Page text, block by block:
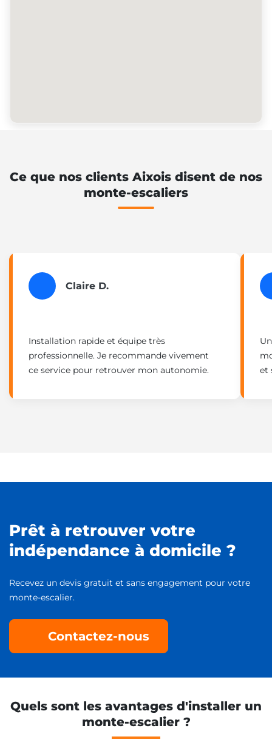
Ce que nos clients Aixois disent de nos
monte-escaliers
Claire D.
Installation rapide et équipe très
professionnelle. Je recommande vivement
ce service pour retrouver mon autonomie.
et
Prêt à retrouver votre
indépendance à domicile ?
Recevez un devis gratuit et sans engagement pour votre
monte-escalier.
Contactez-nous
Quels sont les avantages d'installer un
monte-escalier ?